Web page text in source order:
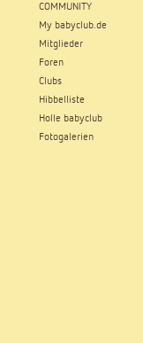
COMMUNITY
My babyclub.de
Mitglieder
Foren
Clubs
Hibbelliste
Holle babyclub
Fotogalerien